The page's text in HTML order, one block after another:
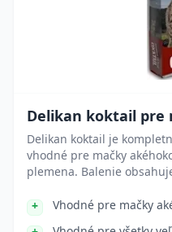
Delikan koktail pre
Delikan koktail je
vhodné pre mačky
plemena. Balenie
Vhodné pre mačky